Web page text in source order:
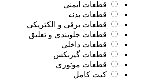
قطعات ایمنی
قطعات بدنه
قطعات برقی و الکتریکی
قطعات جلوبندی و تعلیق
قطعات داخلی
قطعات گیربکس
قطعات موتوری
کیت کامل